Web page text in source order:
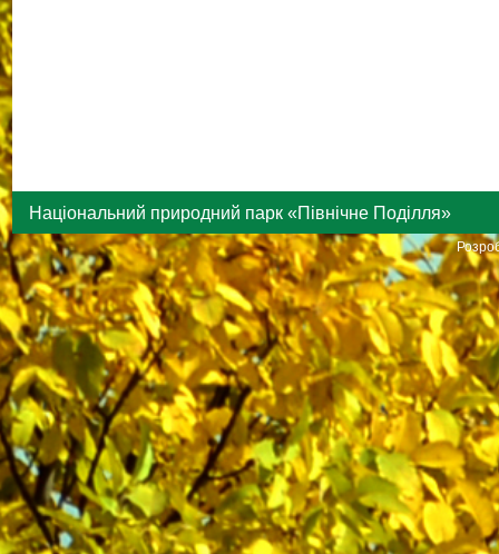
Національний природний парк «Північне Поділля»